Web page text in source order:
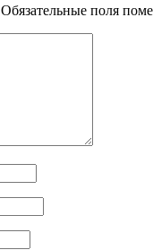
Обязательные поля